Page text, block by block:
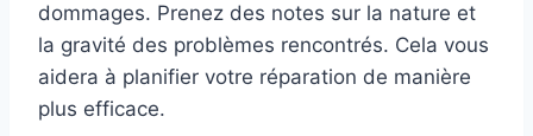
dommages. Prenez des notes sur la nature et
la gravité des problèmes rencontrés. Cela vous
aidera à planifier votre réparation de manière
plus efficace.